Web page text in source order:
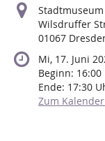
Wilsdruffer
01067
Mi, 17. Juni
Beginn: 16:00
Ende: 17:30
Zum